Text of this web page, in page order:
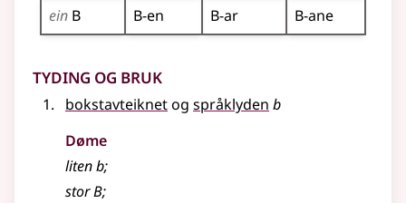
ein B B-en B-ar B-ane
Tyding og bruk
bokstavteiknetog språklyden b
Døme
liten b;
stor B;